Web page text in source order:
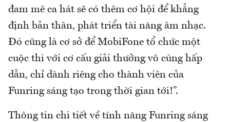
đam mê ca hát sẽ có thêm cơ hội để khẳng
định bản thân, phát triển tài năng âm nhạc.
Đó cũng là cơ sở để MobiFone tổ chức một
cuộc thi với cơ cấu giải thưởng vô cùng hấp
dẫn, chỉ dành riêng cho thành viên của
Funring sáng tạo trong thời gian tới!”.
Thông tin chi tiết về tính năng Funring sáng